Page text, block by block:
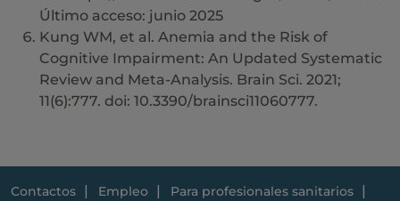
Último acceso: junio 2025
Kung WM, et al. Anemia and the Risk of
Cognitive Impairment: An Updated Systematic
Review and Meta-Analysis. Brain Sci. 2021;
11(6):777. doi: 10.3390/brainsci11060777.
Contactos Empleo
Para profesionales sanitarios